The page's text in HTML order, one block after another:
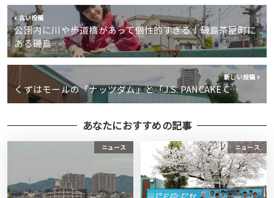
古い投稿
公園内に川や歩道橋があって個性的すぎる！磯島茶屋町に
ある磯島…
新しい投稿
くずはモールの「ナッツダム」と「J.S. PANCAKE C…
あなたにおすすめの記事
ニュース ニュース